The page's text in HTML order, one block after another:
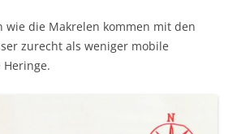
wie die Makrelen kommen mit den
zurecht als weniger mobile